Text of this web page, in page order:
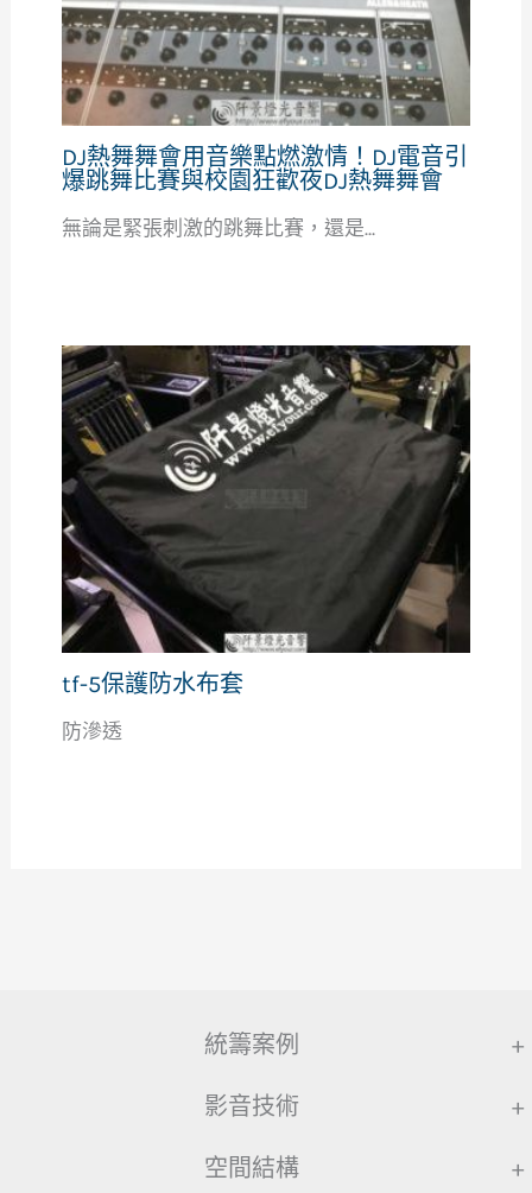
DJ熱舞舞會用音樂點燃激情！DJ電音引
爆跳舞比賽與校園狂歡夜DJ熱舞舞會
無論是緊張刺激的跳舞比賽，還是...
tf-5保護防水布套
防滲透
統籌案例 +
影音技術 +
空間結構 +